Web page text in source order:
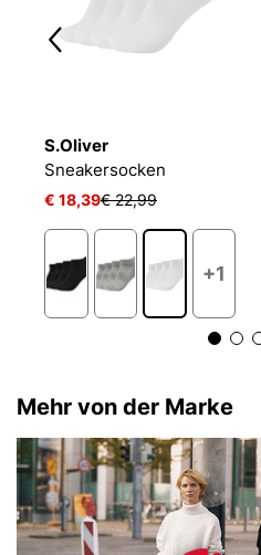
S.Oliver
Sneakersocken
€ 18,39€ 22,99
+1
Mehr von der Marke